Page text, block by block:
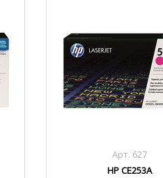
Арт. 627
HP CE253A